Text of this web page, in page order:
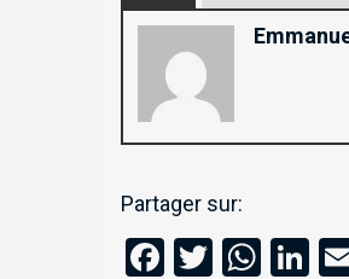
Partager sur:
Facebook
Twitter